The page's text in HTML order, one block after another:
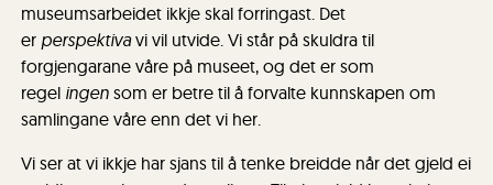
museumsarbeidet ikkje skal forringast. Det
er perspektivavi vil utvide. Vi står på skuldra til
forgjengarane våre på museet, og det er som
regel ingensom er betre til å forvalte kunnskapen om
samlingane våre enn det vi her.
Vi ser at vi ikkje har sjans til å tenke breidde når det gjeld ei